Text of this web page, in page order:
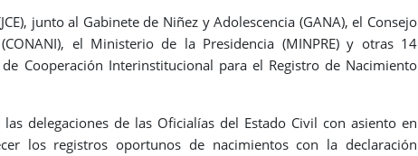
junto al Gabinete de Niñez y Adolescencia (GANA), el Consejo
el Ministerio de la Presidencia (MINPRE) y otras 14
Cooperación Interinstitucional para el Registro de Nacimiento
delegaciones de las Oficialías del Estado Civil con asiento en
los registros oportunos de nacimientos con la declaración